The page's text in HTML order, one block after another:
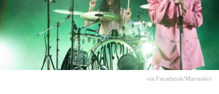
via Facebook/Maneskin